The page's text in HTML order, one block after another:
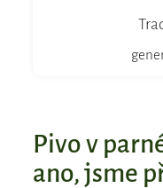
Pivo v
ano, jsme